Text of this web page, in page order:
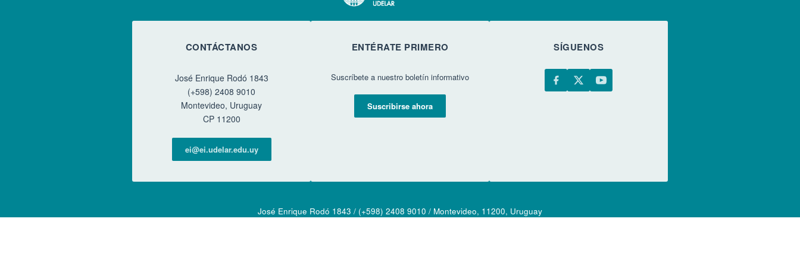
CONTÁCTANOS
José Enrique Rodó 1843
(+598) 2408 9010
Montevideo, Uruguay
CP 11200
ei@ei.udelar.edu.uy
ENTÉRATE PRIMERO
Suscríbete a nuestro boletín informativo
Suscribirse ahora
SÍGUENOS
José Enrique Rodó 1843 / (+598) 2408 9010 / Montevideo, 11200, Uruguay